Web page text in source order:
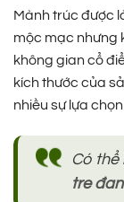
Mành trúc được
mộc mạc nhưng
không gian cổ
kích thước của
nhiều sự lựa
Có
tre đan